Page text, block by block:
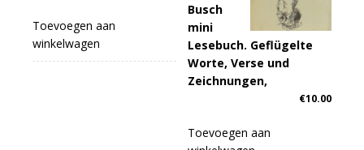
Toevoegen aan
winkelwagen
Busch
mini
Lesebuch. Geflügelte
Worte, Verse und
Zeichnungen,
€10.00
Toevoegen aan